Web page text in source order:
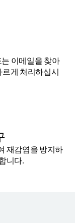
이메일을 찾아
르게 처리하십시
재감염을 방지하
니다.